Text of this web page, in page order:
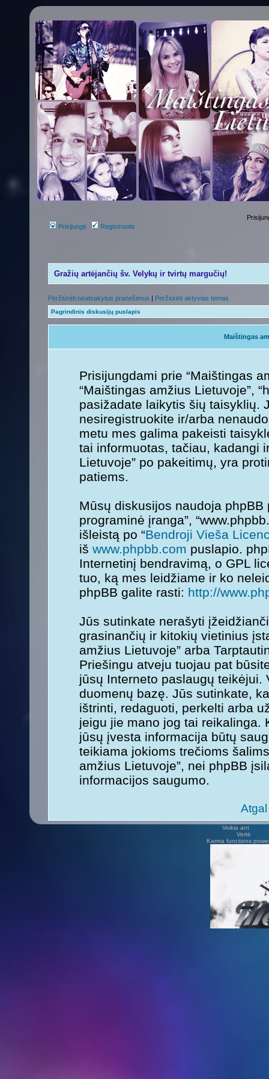
Prisijungti Registruotis
Gražių artėjančių šv. Velykų ir tvirtų margučių!
Peržiūrėti neatsakytus pranešimus | Peržiūrėti aktyvias temas
Pagrindinis diskusijų puslapis
Maištingas
Prisijungdami prie “Maištingas
“Maištingas amžius Lietuvoje”,
pasižadate laikytis šių taisyklių.
nesiregistruokite ir/arba
metu mes galima pakeisti
tai informuotas, tačiau, kadangi
Lietuvoje” po pakeitimų, yra
patiems.
Mūsų diskusijos naudoja phpBB
programinė įranga”,
išleistą po “Bendroji Vieša
iš www.phpbb.com puslapio.
Internetinį bendravimą, o GPL
tuo, ką mes leidžiame ir ko
phpBB galite rasti: http://
Jūs sutinkate nerašyti
grasinančių ir kitokių vietinius
amžius Lietuvoje” arba
Priešingu atveju tuojau pat
jūsų Interneto paslaugų
duomenų bazę. Jūs sutinkate,
ištrinti, redaguoti, perkelti arba
jeigu jie mano jog tai reikalinga.
jūsų įvesta informacija būtų
teikiama jokioms trečioms
amžius Lietuvoje”, nei phpBB
informacijos saugumo.
Veikia ant
Vertė Vilius
Karma functions